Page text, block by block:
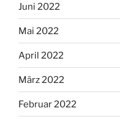
Juni 2022
Mai 2022
April 2022
März 2022
Februar 2022